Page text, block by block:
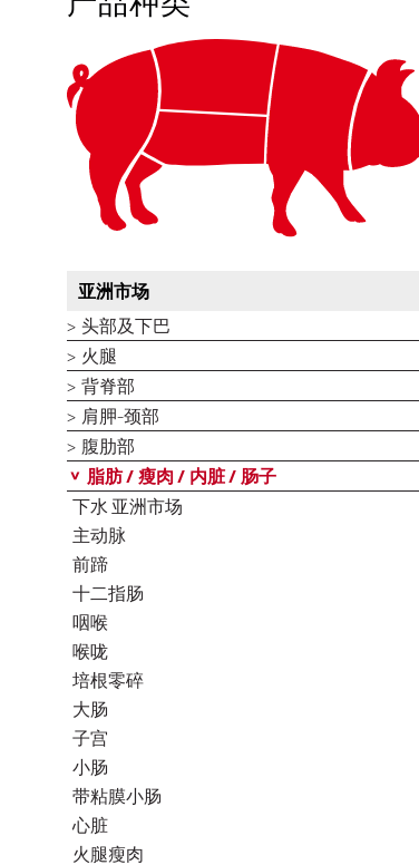
亚洲市场
头部及下巴
火腿
背脊部
肩胛-颈部
腹肋部
脂肪 / 瘦肉 / 内脏 / 肠子
下水 亚洲市场
主动脉
前蹄
十二指肠
咽喉
喉咙
培根零碎
大肠
子宫
小肠
带粘膜小肠
心脏
火腿瘦肉